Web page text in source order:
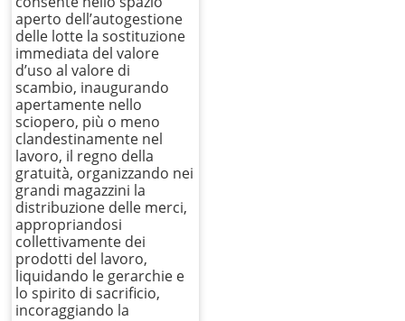
aperto dell’autogestione
delle lotte la sostituzione
immediata del valore
d’uso al valore di
scambio, inaugurando
apertamente nello
sciopero, più o meno
clandestinamente nel
lavoro, il regno della
gratuità, organizzando nei
grandi magazzini la
distribuzione delle merci,
appropriandosi
collettivamente dei
prodotti del lavoro,
liquidando le gerarchie e
lo spirito di sacrificio,
incoraggiando la